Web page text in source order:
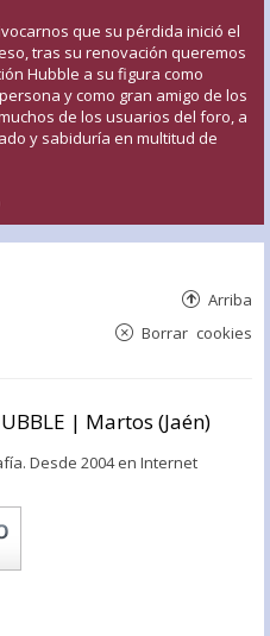
que su pérdida inició el
tras su renovación queremos
Hubble a su figura como
y como gran amigo de los
de los usuarios del foro, a
y sabiduría en multitud de
Arriba
Borrar cookies
| Martos (Jaén)
Desde 2004 en Internet